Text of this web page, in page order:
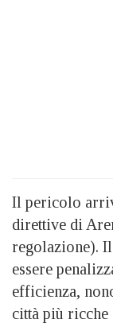
Il pericolo
direttive di
regolazione).
essere
efficienza,
città più ricche